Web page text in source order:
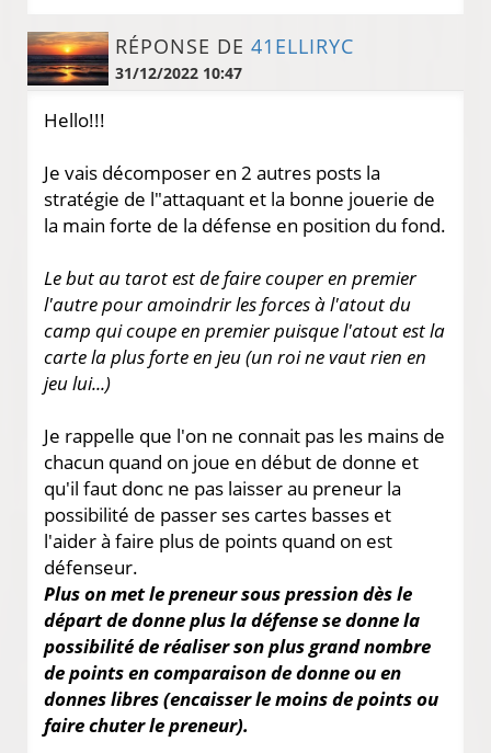
RÉPONSE DE 41ELLIRYC
31/12/2022 10:47
Hello!!!
Je vais décomposer en 2 autres posts la
stratégie de l"attaquant et la bonne jouerie de
la main forte de la défense en position du fond.
Le but au tarot est de faire couper en premier
l'autre pour amoindrir les forces à l'atout du
camp qui coupe en premier puisque l'atout est la
carte la plus forte en jeu (un roi ne vaut rien en
jeu lui...)
Je rappelle que l'on ne connait pas les mains de
chacun quand on joue en début de donne et
qu'il faut donc ne pas laisser au preneur la
possibilité de passer ses cartes basses et
l'aider à faire plus de points quand on est
défenseur.
Plus on met le preneur sous pression dès le
départ de donne plus la défense se donne la
possibilité de réaliser son plus grand nombre
de points en comparaison de donne ou en
donnes libres (encaisser le moins de points ou
faire chuter le preneur).